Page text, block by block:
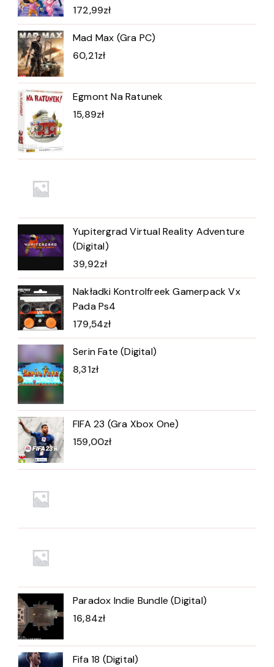
172,99zł
Mad Max (Gra PC)
60,21zł
Egmont Na Ratunek
15,89zł
Yupitergrad Virtual Reality Adventure
(Digital)
39,92zł
Nakładki Kontrolfreek Gamerpack Vx
Pada Ps4
179,54zł
Serin Fate (Digital)
8,31zł
FIFA 23 (Gra Xbox One)
159,00zł
Paradox Indie Bundle (Digital)
16,84zł
Fifa 18 (Digital)